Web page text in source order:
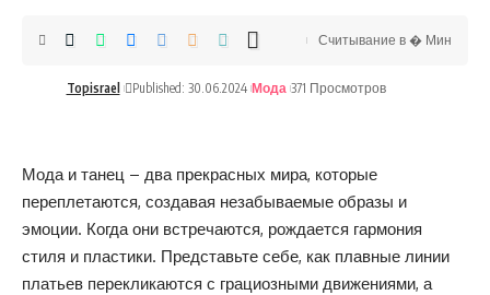
Topisrael Published: 30.06.2024 Мода 371 Просмотров
Считывание в � Мин
Мода и танец – два прекрасных мира, которые
переплетаются, создавая незабываемые образы и
эмоции. Когда они встречаются, рождается гармония
стиля и пластики. Представьте себе, как плавные линии
платьев перекликаются с грациозными движениями, а